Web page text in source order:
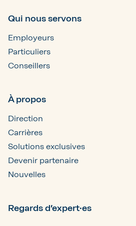
Qui nous servons
Employeurs
Particuliers
Conseillers
À propos
Direction
Carrières
Solutions exclusives
Devenir partenaire
Nouvelles
Regards d’expert·es